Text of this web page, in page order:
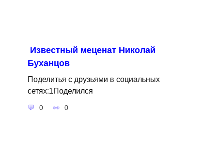
Известный меценат Николай
Буханцов
Поделитья с друзьями в социальных
сетях:1Поделился
0 0